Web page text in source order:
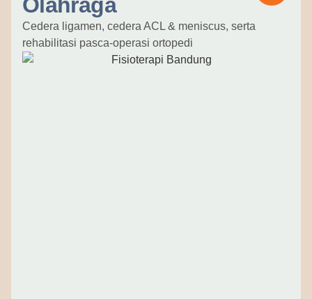
Olahraga
Cedera ligamen, cedera ACL & meniscus, serta
rehabilitasi pasca-operasi ortopedi